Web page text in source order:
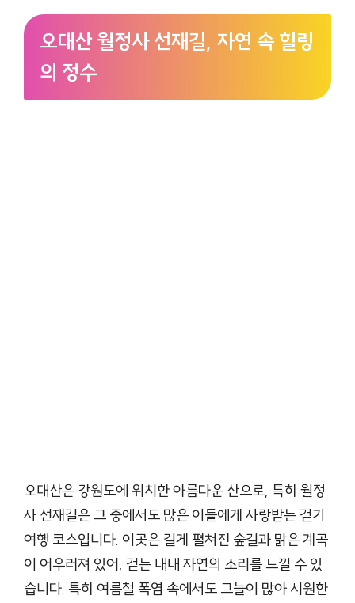
오대산 월정사 선재길, 자연 속 힐링
의 정수
오대산은 강원도에 위치한 아름다운 산으로, 특히 월정
사 선재길은 그 중에서도 많은 이들에게 사랑받는 걷기
여행 코스입니다. 이곳은 길게 펼쳐진 숲길과 맑은 계곡
이 어우러져 있어, 걷는 내내 자연의 소리를 느낄 수 있
습니다. 특히 여름철 폭염 속에서도 그늘이 많아 시원한